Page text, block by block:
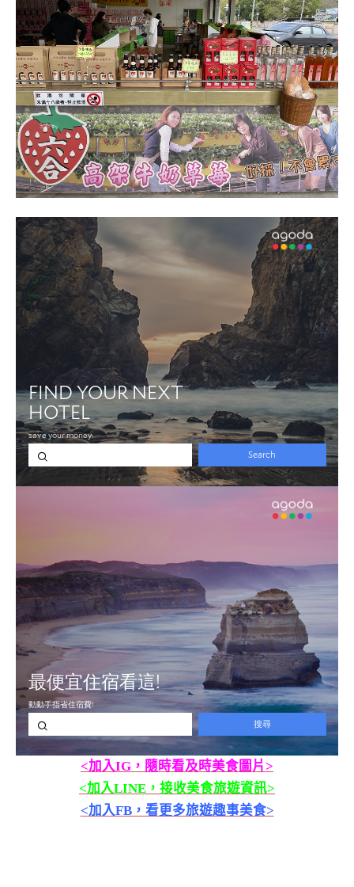
<加入IG，隨時看及時美食圖片>
<加入LINE，接收美食旅遊資訊>
<加入FB，看更多旅遊趣事美食>